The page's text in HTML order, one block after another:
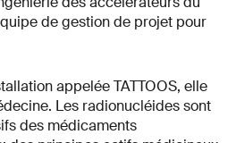
de gestion de projet pour
appelée TATTOOS, elle
Les radionucléides sont
des médicaments